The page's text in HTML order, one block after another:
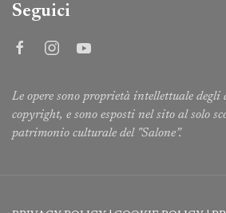
Seguici
Le opere sono proprietà intellettuale
copyright, e sono esposti nel sito al solo
patrimonio culturale del "Salone”.